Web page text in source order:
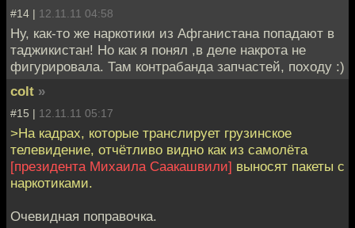
#14 | 12.11.11 04:58
Ну, как-то же наркотики из Афганистана попадают в
таджикистан! Но как я понял ,в деле накрота не
фигурировала. Там контрабанда запчастей, походу :)
colt »
#15 | 12.11.11 05:17
>На кадрах, которые транслирует грузинское
телевидение, отчётливо видно как из самолёта
[президента Михаила Саакашвили] выносят пакеты с
наркотиками.
Очевидная поправочка.